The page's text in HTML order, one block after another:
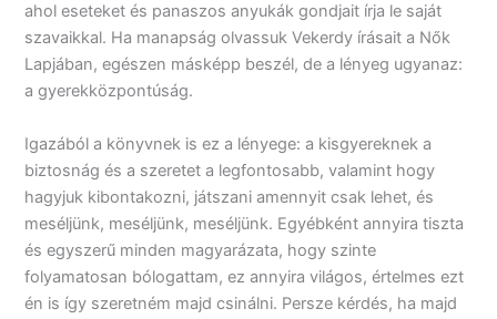
ahol eseteket és panaszos anyukák gondjait írja le saját
szavaikkal. Ha manapság olvassuk Vekerdy írásait a Nők
Lapjában, egészen másképp beszél, de a lényeg ugyanaz:
a gyerekközpontúság.
Igazából a könyvnek is ez a lényege: a kisgyereknek a
biztosnág és a szeretet a legfontosabb, valamint hogy
hagyjuk kibontakozni, játszani amennyit csak lehet, és
meséljünk, meséljünk, meséljünk. Egyébként annyira tiszta
és egyszerű minden magyarázata, hogy szinte
folyamatosan bólogattam, ez annyira világos, értelmes ezt
én is így szeretném majd csinálni. Persze kérdés, ha majd